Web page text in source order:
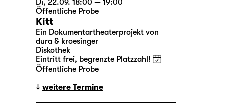
Di, 22.09. 18:00 — 19:00
Öffentliche Probe
Kitt
Ein Dokumentartheaterprojekt von
dura & kroesinger
Diskothek
Eintritt frei, begrenzte Platzzahl!
Öffentliche Probe
weitere Termine